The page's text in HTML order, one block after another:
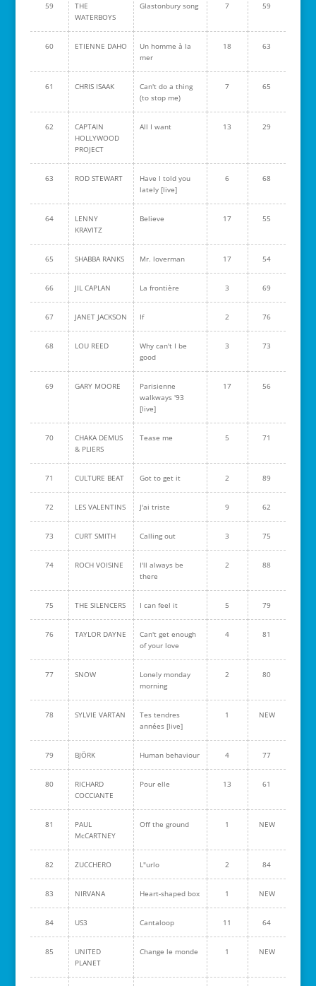
59
THE
WATERBOYS
Glastonbury song 7 59
60 ETIENNE DAHO
Un homme à la
mer
18 63
61 CHRIS ISAAK
Can't do a thing
(to stop me)
7 65
62
CAPTAIN
HOLLYWOOD
PROJECT
All I want 13 29
63 ROD STEWART
Have I told you
lately [live]
6 68
64
LENNY
KRAVITZ
Believe 17 55
65 SHABBA RANKS Mr. loverman 17 54
66 JIL CAPLAN La frontière 3 69
67 JANET JACKSON If 2 76
68 LOU REED
Why can't I be
good
3 73
69 GARY MOORE
Parisienne
walkways '93
[live]
17 56
70
CHAKA DEMUS
& PLIERS
Tease me 5 71
71 CULTURE BEAT Got to get it 2 89
72 LES VALENTINS J'ai triste 9 62
73 CURT SMITH Calling out 3 75
74 ROCH VOISINE
I'll always be
there
2 88
75 THE SILENCERS I can feel it 5 79
76 TAYLOR DAYNE
Can't get enough
of your love
4 81
77 SNOW
Lonely monday
morning
2 80
78 SYLVIE VARTAN
Tes tendres
années [live]
1 NEW
79 BJÖRK Human behaviour 4 77
80
RICHARD
COCCIANTE
Pour elle 13 61
81
PAUL
McCARTNEY
Off the ground 1 NEW
82 ZUCCHERO L"urlo 2 84
83 NIRVANA Heart-shaped box 1 NEW
84 US3 Cantaloop 11 64
85
UNITED
PLANET
Change le monde 1 NEW